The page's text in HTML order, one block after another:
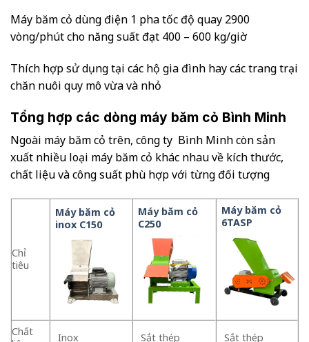
Máy băm cỏ dùng điện 1 pha tốc độ quay 2900
vòng/phút cho năng suất đạt 400 – 600 kg/giờ
Thích hợp sử dụng tại các hộ gia đình hay các trang trại
chăn nuôi quy mô vừa và nhỏ
Tổng hợp các dòng máy băm cỏ Bình Minh
Ngoài máy băm cỏ trên, công ty Bình Minh còn sản
xuất nhiều loại máy băm cỏ khác nhau về kích thước,
chất liệu và công suất phù hợp với từng đối tượng
Chỉ
tiêu
Máy băm cỏ
inox C150
Máy băm cỏ
C250
Máy băm cỏ
6TASP
Chất
Inox Sắt thép Sắt thép